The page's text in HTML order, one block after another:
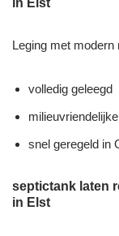
Leging met modern
volledig geleegd
snel geregeld in
septictank laten
in Elst